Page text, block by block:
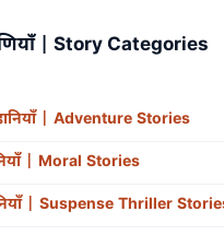
| Story Categories
| Adventure Stories
| Moral Stories
| Suspense Thriller